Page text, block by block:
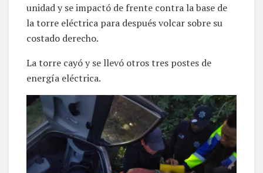
unidad y se impactó de frente contra la base de
la torre eléctrica para después volcar sobre su
costado derecho.
La torre cayó y se llevó otros tres postes de
energía eléctrica.